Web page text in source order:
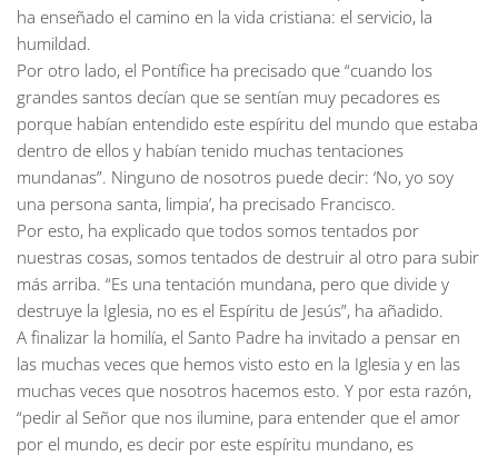
ha enseñado el camino en la vida cristiana: el servicio, la
humildad.
Por otro lado, el Pontífice ha precisado que “cuando los
grandes santos decían que se sentían muy pecadores es
porque habían entendido este espíritu del mundo que estaba
dentro de ellos y habían tenido muchas tentaciones
mundanas”. Ninguno de nosotros puede decir: ‘No, yo soy
una persona santa, limpia’, ha precisado Francisco.
Por esto, ha explicado que todos somos tentados por
nuestras cosas, somos tentados de destruir al otro para subir
más arriba. “Es una tentación mundana, pero que divide y
destruye la Iglesia, no es el Espíritu de Jesús”, ha añadido.
A finalizar la homilía, el Santo Padre ha invitado a pensar en
las muchas veces que hemos visto esto en la Iglesia y en las
muchas veces que nosotros hacemos esto. Y por esta razón,
“pedir al Señor que nos ilumine, para entender que el amor
por el mundo, es decir por este espíritu mundano, es